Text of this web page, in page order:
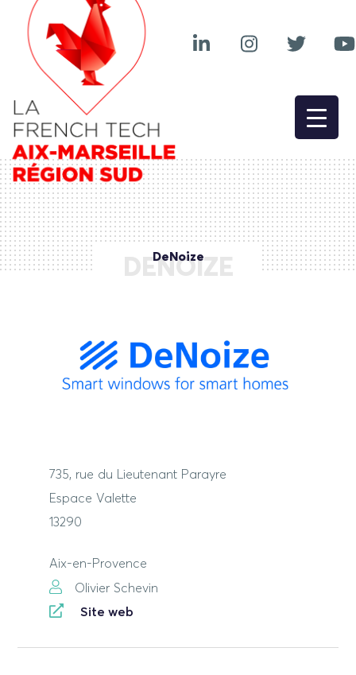
DENOIZE
DeNoize
735, rue du Lieutenant Parayre
Espace Valette
13290
Aix-en-Provence
Olivier Schevin
Site web